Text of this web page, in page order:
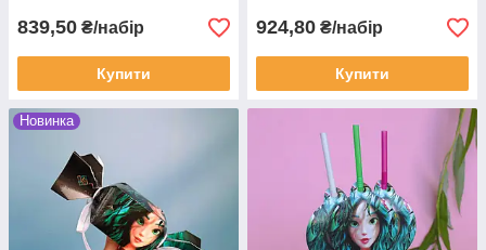
839,50 ₴/набір
Купити
924,80 ₴/набір
Купити
Новинка